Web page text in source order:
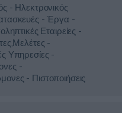
- Ηλεκτρονικός
- Έργα -
Εταιρείες -
-
Υπηρεσίες -
-
- Πιστοποιήσεις